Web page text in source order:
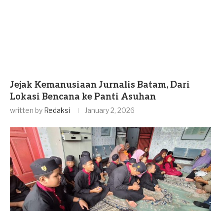
Jejak Kemanusiaan Jurnalis Batam, Dari
Lokasi Bencana ke Panti Asuhan
written by Redaksi January 2, 2026